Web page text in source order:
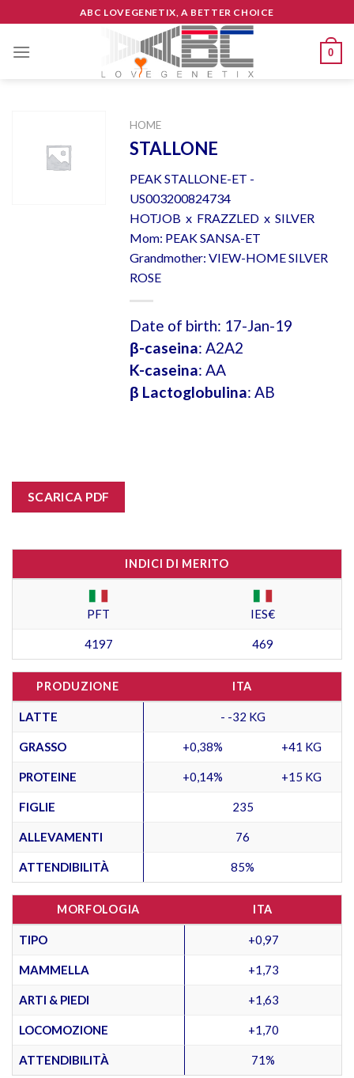
to
content
ABC LOVEGENETIX, A BETTER CHOICE
0
HOME
STALLONE
PEAK STALLONE-ET -
US003200824734
HOTJOB x FRAZZLED x SILVER
Mom: PEAK SANSA-ET
Grandmother: VIEW-HOME SILVER
ROSE
Date of birth: 17-Jan-19
β-caseina: A2A2
K-caseina: AA
β Lactoglobulina: AB
SCARICA PDF
INDICI DI MERITO
PFT IES€
4197 469
PRODUZIONE ITA
LATTE - -32 KG
GRASSO +0,38% +41 KG
PROTEINE +0,14% +15 KG
FIGLIE 235
ALLEVAMENTI 76
ATTENDIBILITÀ 85%
MORFOLOGIA ITA
TIPO +0,97
MAMMELLA +1,73
ARTI & PIEDI +1,63
LOCOMOZIONE +1,70
ATTENDIBILITÀ 71%